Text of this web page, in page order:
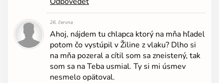
26. června
Ahoj, nájdem tu chlapca ktorý na mňa hľadel
potom čo vystúpil v Žiline z vlaku? Dlho si
na mňa pozeral a cítil som sa zneistený, tak
som sa na Teba usmial. Ty si mi úsmev
nesmelo opätoval.